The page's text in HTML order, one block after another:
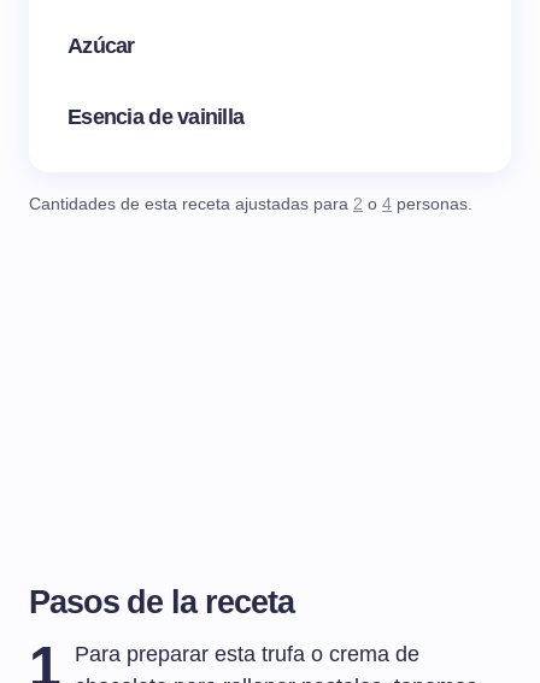
Azúcar
Esencia de vainilla
Cantidades de esta receta ajustadas para 2 o 4 personas.
Pasos de la receta
1
Para preparar esta trufa o crema de